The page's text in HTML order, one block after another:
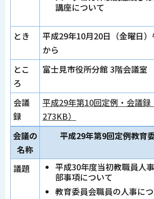
講座について
とき
平成29年10月20日（金曜日
から
とこ
ろ
富士見市役所分館 3階会議室
会議
録
平成29年第10回定例・会議録
273KB）
会議の
名称
平成29年第9回定例教育
議題
平成30年度当初教職員人
部事項について
教育委員会職員の人事に